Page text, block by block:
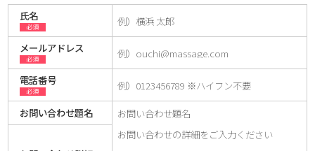
氏名
必須
メールアドレス
必須
電話番号
必須
お問い合わせ題名